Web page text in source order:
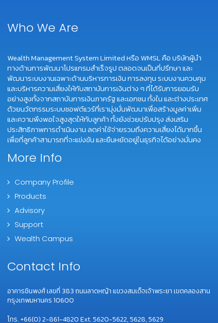
Who We Are
Wealth Management System Limited หรือ WMSL คือ บริษัทผู้นำ
ทางด้านการพัฒนาโปรแกรมสำเร็จรูป ตลอดจนเป็นที่ปรึกษา และ
พัฒนาระบบงานเฉพาะด้านบริหารการเงิน การลงทุน ระบบงานควบคุม
และบริหารความเสี่ยงให้กับสถาบันการเงินต่าง ๆ ที่ได้รับการยอมรับ
อย่างสูงทั้งจากสถาบันการเงินภาครัฐ และเอกชน ทั้งใน และต่างประเทศ
ด้วยนวัตกรรมระบบซอฟต์แวร์ที่เรามุ่งมั่นพัฒนาเพื่อสร้างมูลค่าเพิ่ม
และความพึงพอใจสูงสุดให้กับลูกค้า ทั้งยังช่วยปรับปรุง ส่งเสริม
ประสิทธิภาพการดำเนินงาน ลดค่าใช้จ่ายรวมถึงความเสี่ยงได้มากขึ้น
เพื่อที่ลูกค้าสามารถที่จะแข่งขัน และยืนหยัดอยู่ในธุรกิจได้อย่างมั่นคง
More Info
Company Profile
Products
Advisory
Support
Wealth Campus
Contact Info
อาคารชินพงศ์ เลขที่ 383 ถนนลาดหญ้า แขวงสมเด็จเจ้าพระยา เขตคลองสาน
กรุงเทพมหานคร 10600
โทร. +66(0) 2-861-4820 Ext. 5620-5622, 5628, 5629